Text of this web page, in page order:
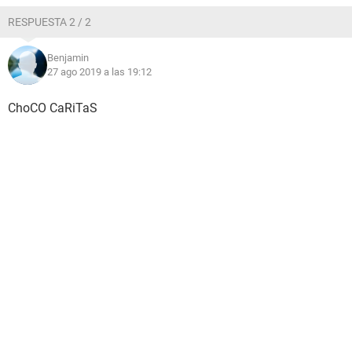
RESPUESTA 2 / 2
Benjamin
27 ago 2019 a las 19:12
ChoCO CaRiTaS